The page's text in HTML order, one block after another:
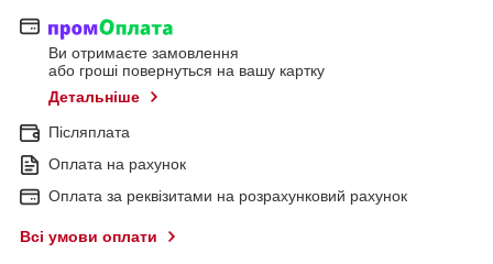
Ви отримаєте замовлення
або гроші повернуться на вашу картку
Детальніше
Післяплата
Оплата на рахунок
Оплата за реквізитами на розрахунковий рахунок
Всі умови оплати